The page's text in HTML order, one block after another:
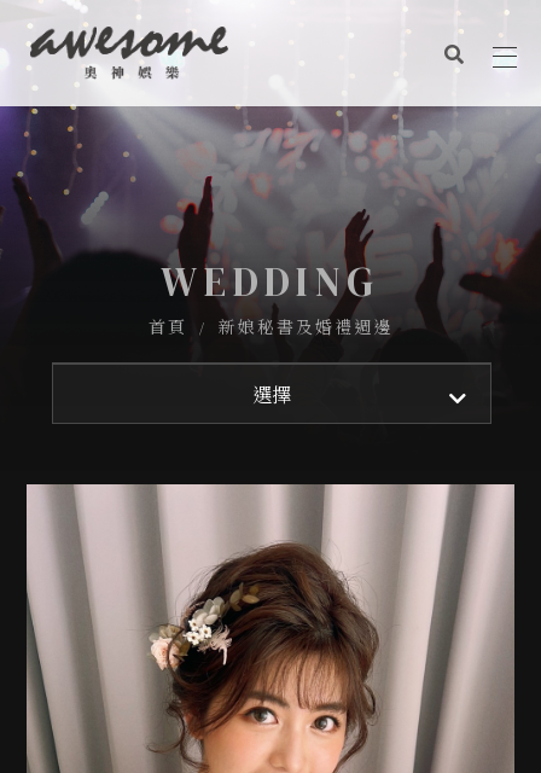
關於奧神
信念價值
服務項目
奧神作品
聯絡我們
關於奧神
奧神作品
聯絡我們
奧神觀點
CONTACT US
aemstudio2017@gmail.com
ADDRESS
台南市南區健康路二段326號
WEDDING
首頁 新娘秘書及婚禮週邊
選擇
動態錄影
新娘秘書及婚禮週邊
戶外婚禮企劃
婚禮樂團/主持
商業攝錄影